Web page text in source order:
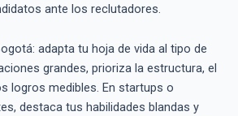
ante los reclutadores.
adapta tu hoja de vida al tipo de
grandes, prioriza la estructura, el
logros medibles. En startups o
destaca tus habilidades blandas y